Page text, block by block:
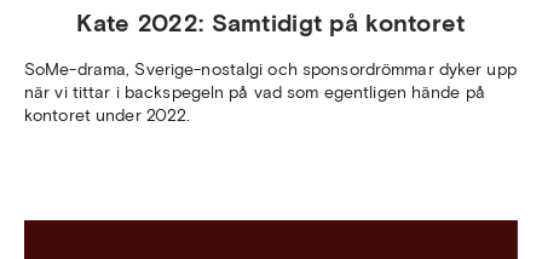
Kate 2022: Samtidigt på kontoret
SoMe-drama, Sverige-nostalgi och sponsordrömmar dyker upp
när vi tittar i backspegeln på vad som egentligen hände på
kontoret under 2022.